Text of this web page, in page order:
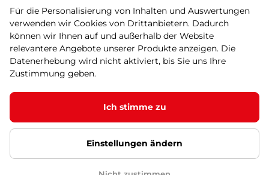
Wiederufsbelehrung mit Link
zum Formular
Batterieentsorgung
Informationen zu Elektro-
und Elektonikgeräten
Widerruf erklären
© 2026 SEVEN SPORT s.r.o Alle Rechte vorbehalten1
Datenschutzgrundsätze Google Datenschutz Google
Partnerseiten Cookie-Einstellungen
Für die Personalisierung von Inhalten und Auswertungen
verwenden wir Cookies von Drittanbietern. Dadurch
können wir Ihnen auf und außerhalb der Website
relevantere Angebote unserer Produkte anzeigen. Die
Datenerhebung wird nicht aktiviert, bis Sie uns Ihre
Zustimmung geben.
Ich stimme zu
Einstellungen ändern